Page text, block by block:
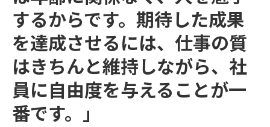
するからです。期待した成果
を達成させるには、仕事の質
はきちんと維持しながら、社
員に自由度を与えることが一
番です。」